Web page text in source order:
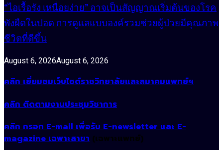
“ไอเรื้อรัง เหนื่อยง่าย” อาจเป็นสัญญาณเริ่มต้นของโรค
พังผืดในปอด การดูแลแบบองค์รวมช่วยผู้ป่วยมีคุณภาพ
ชีวิตที่ดีขึ้น
August 6, 2026August 6, 2026
คลิก เยี่ยมชมเว็บไซต์ราชวิทยาลัยและสมาคมแพทย์ฯ
คลิก ติดตามงานประชุมวิชาการ
คลิก กรอก E-mail เพื่อรับ E-newsletter และ E-
magazine เฉพาะสาขา (เฉพาะแพทย์)